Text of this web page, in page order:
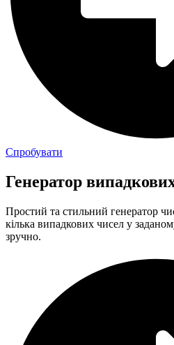
Спробувати
Генератор
Простий та стильний генератор
кілька випадкових чисел у
зручно.